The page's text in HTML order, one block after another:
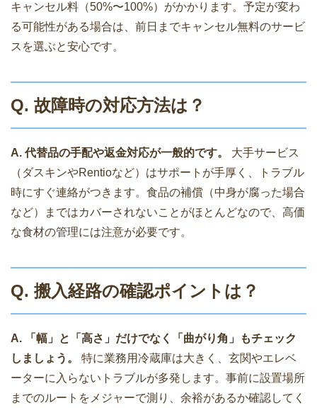
キャンセル料（50%〜100%）がかかります。予定が変わ
る可能性がある場合は、前日までキャンセル無料のサービ
スを選ぶと安心です。
Q. 故障時の対応方法は？
A. 代替品の手配や返金対応が一般的です。
大手サービス
（ダスキンやRentioなど）はサポートが手厚く、トラブル
時にすぐ連絡がつきます。食品の補償（中身が腐った場合
など）まではカバーされないことがほとんどなので、高価
な食材の管理には注意が必要です。
Q. 搬入経路の確認ポイントは？
A. 「幅」と「高さ」だけでなく「曲がり角」もチェック
しましょう。
特に業務用冷蔵庫は大きく、玄関やエレベ
ーターに入らないトラブルが多発します。事前に設置場所
までのルートをメジャーで測り、余裕があるか確認してく